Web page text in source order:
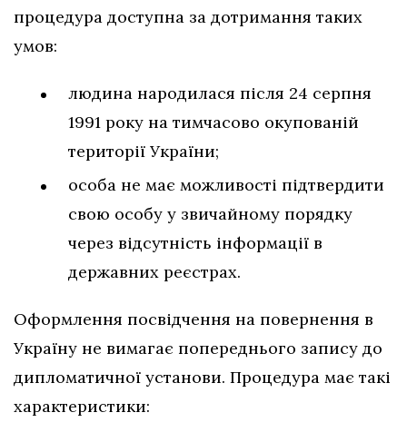
процедура доступна за дотримання таких
умов:
людина народилася після 24 серпня
1991 року на тимчасово окупованій
території України;
особа не має можливості підтвердити
свою особу у звичайному порядку
через відсутність інформації в
державних реєстрах.
Оформлення посвідчення на повернення в
Україну не вимагає попереднього запису до
дипломатичної установи. Процедура має такі
характеристики: